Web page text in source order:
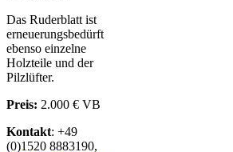
Das Ruderblatt ist
erneuerungsbedürftig,
ebenso einzelne
Holzteile und der
Pilzlüfter.
Preis: 2.000 € VB
Kontakt: +49
(0)1520 8883190,